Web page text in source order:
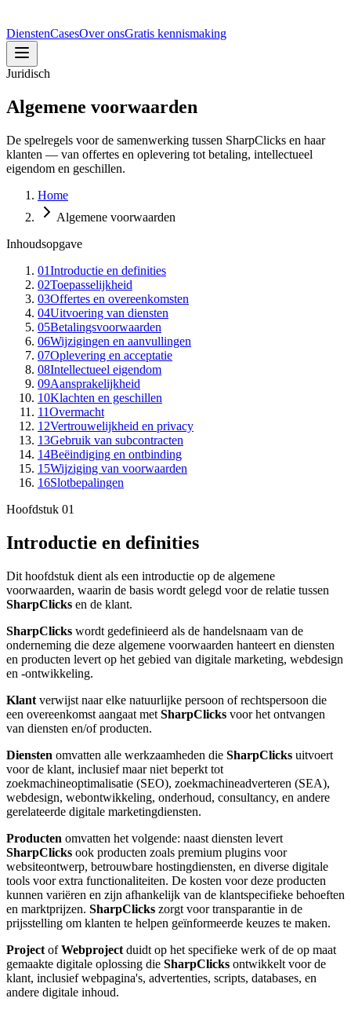
DienstenCasesOver onsGratis kennismaking
Juridisch
Algemene voorwaarden
De spelregels voor de samenwerking tussen SharpClicks en haar
klanten — van offertes en oplevering tot betaling, intellectueel
eigendom en geschillen.
Home
Algemene voorwaarden
Inhoudsopgave
01Introductie en definities
02Toepasselijkheid
03Offertes en overeenkomsten
04Uitvoering van diensten
05Betalingsvoorwaarden
06Wijzigingen en aanvullingen
07Oplevering en acceptatie
08Intellectueel eigendom
09Aansprakelijkheid
10Klachten en geschillen
11Overmacht
12Vertrouwelijkheid en privacy
13Gebruik van subcontracten
14Beëindiging en ontbinding
15Wijziging van voorwaarden
16Slotbepalingen
Hoofdstuk 01
Introductie en definities
Dit hoofdstuk dient als een introductie op de algemene
voorwaarden, waarin de basis wordt gelegd voor de relatie tussen
SharpClicks en de klant.
SharpClicks wordt gedefinieerd als de handelsnaam van de
onderneming die deze algemene voorwaarden hanteert en diensten
en producten levert op het gebied van digitale marketing, webdesign
en -ontwikkeling.
Klant verwijst naar elke natuurlijke persoon of rechtspersoon die
een overeenkomst aangaat met SharpClicks voor het ontvangen
van diensten en/of producten.
Diensten omvatten alle werkzaamheden die SharpClicks uitvoert
voor de klant, inclusief maar niet beperkt tot
zoekmachineoptimalisatie (SEO), zoekmachineadverteren (SEA),
webdesign, webontwikkeling, onderhoud, consultancy, en andere
gerelateerde digitale marketingdiensten.
Producten omvatten het volgende: naast diensten levert
SharpClicks ook producten zoals premium plugins voor
websiteontwerp, betrouwbare hostingdiensten, en diverse digitale
tools voor extra functionaliteiten. De kosten voor deze producten
kunnen variëren en zijn afhankelijk van de klantspecifieke behoeften
en marktprijzen. SharpClicks zorgt voor transparantie in de
prijsstelling om klanten te helpen geïnformeerde keuzes te maken.
Project ofWebproject duidt op het specifieke werk of de op maat
gemaakte digitale oplossing die SharpClicks ontwikkelt voor de
klant, inclusief webpagina's, advertenties, scripts, databases, en
andere digitale inhoud.